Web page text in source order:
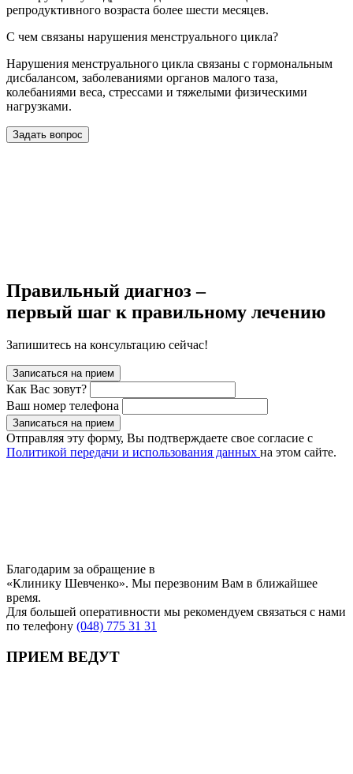
репродуктивного возраста более шести месяцев.
С чем связаны нарушения менструального цикла?
Нарушения менструального цикла связаны с гормональным
дисбалансом, заболеваниями органов малого таза,
колебаниями веса, стрессами и тяжелыми физическими
нагрузками.
Задать вопрос
Правильный диагноз –
первый шаг к правильному лечению
Запишитесь на консультацию сейчас!
Записаться на прием
Как Вас зовут?
Ваш номер телефона
Записаться на прием
Отправляя эту форму, Вы подтверждаете свое согласие с
Политикой передачи и использования данных на этом сайте.
Благодарим за обращение в
«Клинику Шевченко». Мы перезвоним Вам в ближайшее
время.
Для большей оперативности мы рекомендуем связаться с нами
по телефону (048) 775 31 31
ПРИЕМ ВЕДУТ